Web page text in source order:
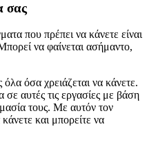
σας
που πρέπει να κάνετε είναι
να φαίνεται ασήμαντο,
όσα χρειάζεται να κάνετε.
σε αυτές τις εργασίες με βάση
τους. Με αυτόν τον
και μπορείτε να